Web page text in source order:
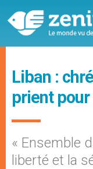
Liban :
prient
« Ensemble
liberté et la